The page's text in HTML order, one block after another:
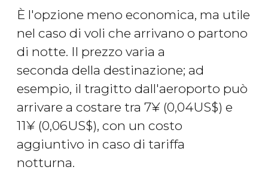
È l'opzione meno economica, ma utile
nel caso di voli che arrivano o partono
di notte. Il prezzo varia a
seconda della destinazione; ad
esempio, il tragitto dall'aeroporto può
arrivare a costare tra 7¥ (0,04US$) e
11¥ (0,06US$), con un costo
aggiuntivo in caso di tariffa
notturna.